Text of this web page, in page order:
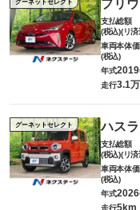
グーネットセレクト プリ
支払総額
(税込)(リ済
車両本体
(税込)
年式
走行3.1
グーネットセレクト ハス
支払総額
(税込)(リ済
車両本体
(税込)
年式
走行5km